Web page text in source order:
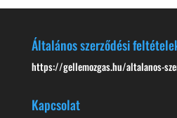
Általános szerződési
https://gellemozgas.hu/altalanos-
Kapcsolat